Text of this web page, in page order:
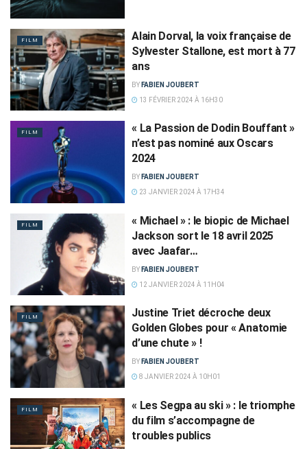
FILM
Alain Dorval, la voix française de
Sylvester Stallone, est mort à 77
ans
BY FABIEN JOUBERT
13 FÉVRIER 2024 À 16H30
FILM
« La Passion de Dodin Bouffant »
n’est pas nominé aux Oscars
2024
BY FABIEN JOUBERT
23 JANVIER 2024 À 17H34
FILM
« Michael » : le biopic de Michael
Jackson sort le 18 avril 2025
avec Jaafar…
BY FABIEN JOUBERT
12 JANVIER 2024 À 11H04
FILM
Justine Triet décroche deux
Golden Globes pour « Anatomie
d’une chute » !
BY FABIEN JOUBERT
8 JANVIER 2024 À 10H01
FILM
« Les Segpa au ski » : le triomphe
du film s’accompagne de
troubles publics